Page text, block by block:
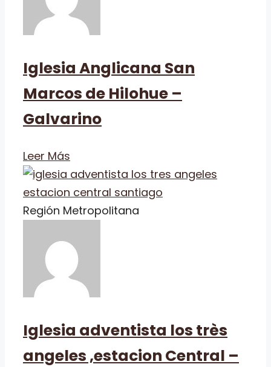
Iglesia Anglicana San
Marcos de Hilohue –
Galvarino
Leer Más
Región Metropolitana
Iglesia adventista los très
angeles ,estacion Central –